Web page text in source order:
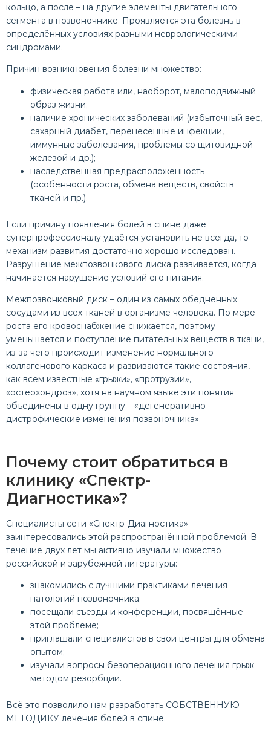
кольцо, а после – на другие элементы двигательного
сегмента в позвоночнике. Проявляется эта болезнь в
определённых условиях разными неврологическими
синдромами.
Причин возникновения болезни множество:
физическая работа или, наоборот, малоподвижный
образ жизни;
наличие хронических заболеваний (избыточный вес,
сахарный диабет, перенесённые инфекции,
иммунные заболевания, проблемы со щитовидной
железой и др.);
наследственная предрасположенность
(особенности роста, обмена веществ, свойств
тканей и пр.).
Если причину появления болей в спине даже
суперпрофессионалу удаётся установить не всегда, то
механизм развития достаточно хорошо исследован.
Разрушение межпозвонкового диска развивается, когда
начинается нарушение условий его питания.
Межпозвонковый диск – один из самых обеднённых
сосудами из всех тканей в организме человека. По мере
роста его кровоснабжение снижается, поэтому
уменьшается и поступление питательных веществ в ткани,
из-за чего происходит изменение нормального
коллагенового каркаса и развиваются такие состояния,
как всем известные «грыжи», «протрузии»,
«остеохондроз», хотя на научном языке эти понятия
объединены в одну группу – «дегенеративно-
дистрофические изменения позвоночника».
Почему стоит обратиться в
клинику «Спектр-
Диагностика»?
Специалисты сети «Спектр-Диагностика»
заинтересовались этой распространённой проблемой. В
течение двух лет мы активно изучали множество
российской и зарубежной литературы:
знакомились с лучшими практиками лечения
патологий позвоночника;
посещали съезды и конференции, посвящённые
этой проблеме;
приглашали специалистов в свои центры для обмена
опытом;
изучали вопросы безоперационного лечения грыж
методом резорбции.
Всё это позволило нам разработать СОБСТВЕННУЮ
МЕТОДИКУ лечения болей в спине.